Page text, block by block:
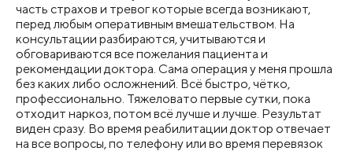
часть страхов и тревог которые всегда возникают,
перед любым оперативным вмешательством. На
консультации разбираются, учитываются и
обговариваются все пожелания пациента и
рекомендации доктора. Сама операция у меня прошла
без каких либо осложнений. Всё быстро, чётко,
профессионально. Тяжеловато первые сутки, пока
отходит наркоз, потом всё лучше и лучше. Результат
виден сразу. Во время реабилитации доктор отвечает
на все вопросы, по телефону или во время перевязок